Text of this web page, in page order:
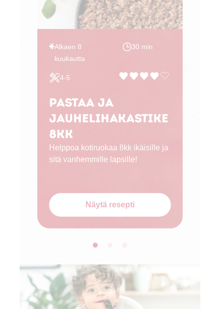
Alkaen 8
kuukautta
30 min
4-5
Pastaa ja
jauhelihakastike
8kk
Helppoa kotiruokaa 8kk ikäisille ja
sitä vanhemmille lapsille!
Näytä resepti